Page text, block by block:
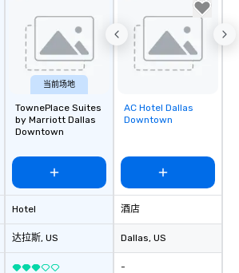
and every budget.
当前场地
TownePlace Suites
by Marriott Dallas
Downtown
Hotel
达拉斯, US
Removed from
favorites
AC Hotel Dallas
Downtown
酒店
Dallas, US
-